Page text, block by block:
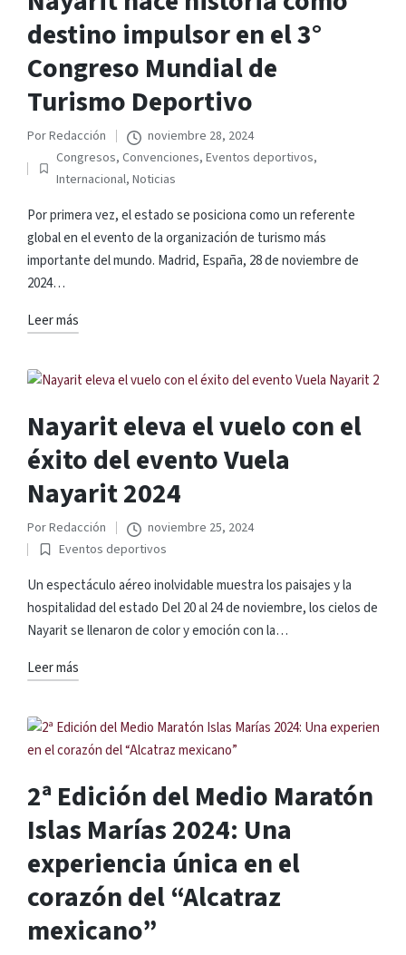
destino impulsor en el 3°
Congreso Mundial de
Turismo Deportivo
Publicado
por
PorRedacción noviembre 28, 2024
Publicado
Congresos,Convenciones,Eventos deportivos,
Internacional,Noticias
Por primera vez, el estado se posiciona como un referente
global en el evento de la organización de turismo más
importante del mundo. Madrid, España, 28 de noviembre de
2024…
Leer más
Nayarit eleva el vuelo con el
éxito del evento Vuela
Nayarit 2024
Publicado
por
PorRedacción
noviembre 25, 2024
Publicado
en
Eventos deportivos
Un espectáculo aéreo inolvidable muestra los paisajes y la
hospitalidad del estado Del 20 al 24 de noviembre, los cielos de
Nayarit se llenaron de color y emoción con la…
Leer más
2ª Edición del Medio Maratón
Islas Marías 2024: Una
experiencia única en el
corazón del “Alcatraz
mexicano”